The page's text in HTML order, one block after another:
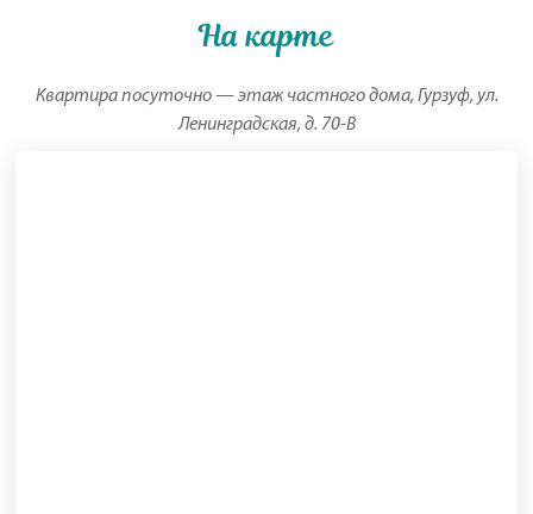
На карте
Квартира посуточно — этаж частного дома, Гурзуф, ул.
Ленинградская, д. 70-В